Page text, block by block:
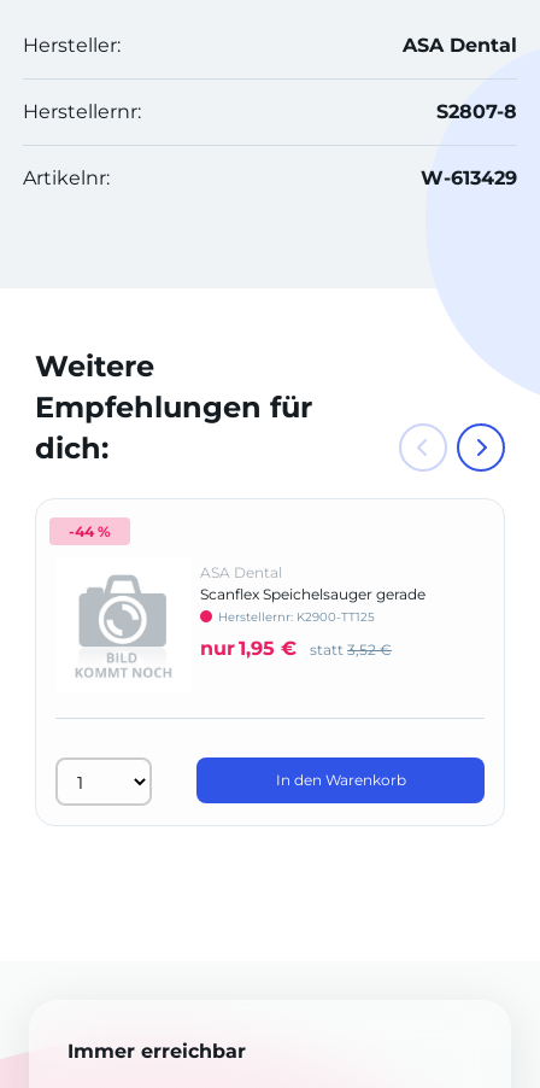
Hersteller: ASA Dental
Herstellernr: S2807-8
Artikelnr: W-613429
Weitere
Empfehlungen für
dich:
-44 %
ASA Dental
Scanflex Speichelsauger gerade
Herstellernr: K2900-TT125
nur1,95 € statt 3,52 €
In den Warenkorb
Immer erreichbar